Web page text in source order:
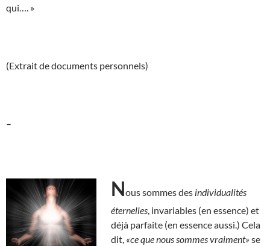
qui…. »
(Extrait de documents personnels)
–
Nous sommes des individualités
éternelles , invariables (en essence) et
déjà parfaite (en essence aussi.) Cela
dit, «ce que nous sommes vraiment» se